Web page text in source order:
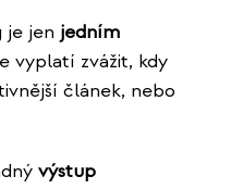
je jen jedním
vyplatí zvážit, kdy
článek, nebo
výstup